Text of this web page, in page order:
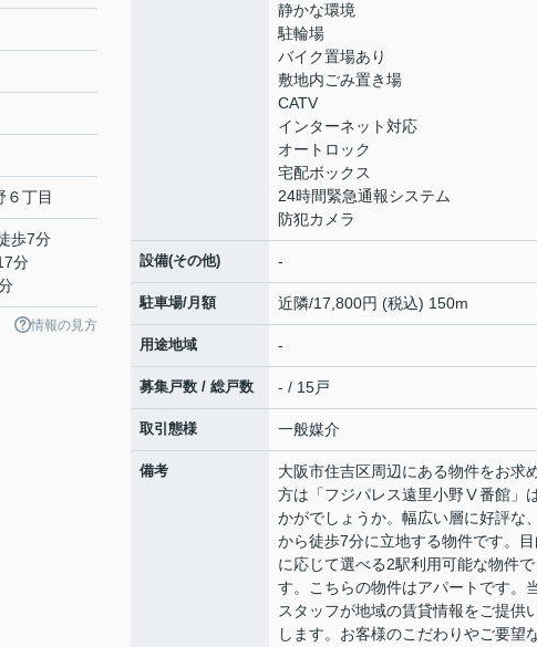
６丁目
歩7分
分
情報の見方
静かな環境
駐輪場
バイク置場あり
敷地内ごみ置き場
CATV
インターネット対応
オートロック
宅配ボックス
24時間緊急通報システム
防犯カメラ
設備(その他) -
駐車場/月額 近隣/17,800円 (税込) 150m
用途地域 -
募集戸数 / 総戸数 - / 15戸
取引態様 一般媒介
備考
大阪市住吉区周辺にある物件をお求
方は「フジパレス遠里小野Ⅴ番館」
かがでしょうか。幅広い層に好評な
から徒歩7分に立地する物件です。
に応じて選べる2駅利用可能な物件で
す。こちらの物件はアパートです。
スタッフが地域の賃貸情報をご提供
します。お客様のこだわりやご要望